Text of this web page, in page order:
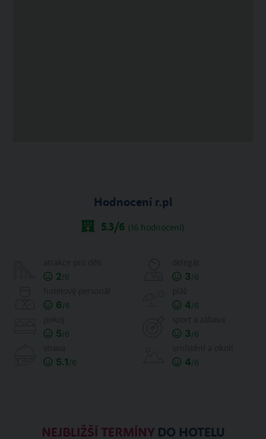
Hodnocení r.pl
5.3/6 (16 hodnocení)
2/6 3/6
6/6 4/6
5/6 3/6
5.1 /6 4/6
NEJBLIŽŠÍ TERMÍNYDO HOTELU